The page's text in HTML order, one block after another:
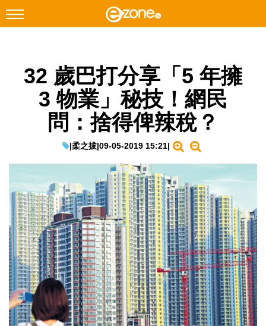
Facebook Instagram
科技焦點
教學評測
EduTech
IT Times
生成式AI與雲端應用
Enterprise Digital Transformation
特集
32 歲巴打分享「5 年擁
3 物業」秘技！網民
問：捨得俾辣稅？
|柔之拔|09-05-2019 15:21|